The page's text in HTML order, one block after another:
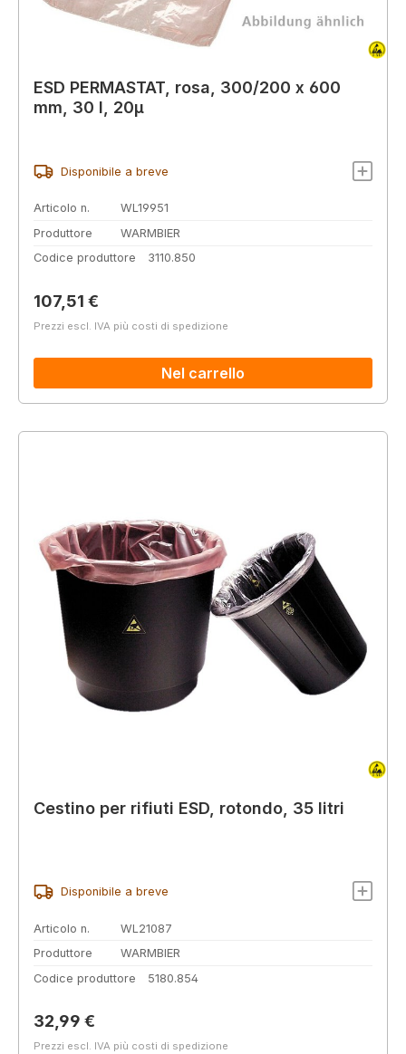
ESD PERMASTAT, rosa, 300/200 x 600
mm, 30 l, 20µ
Disponibile a breve
Articolo n.
WL19951
Produttore
WARMBIER
Codice produttore
3110.850
Prezzo normale:
107,51 €
Prezzi escl. IVA più costi di spedizione
Nel carrello
Cestino per rifiuti ESD, rotondo, 35 litri
Disponibile a breve
Articolo n.
WL21087
Produttore
WARMBIER
Codice produttore
5180.854
Prezzo normale:
32,99 €
Prezzi escl. IVA più costi di spedizione